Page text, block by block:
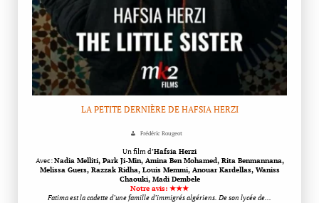
LA PETITE DERNIÈRE DE HAFSIA HERZI
Frédéric Rougeot
Un film d’Hafsia Herzi
Avec:Nadia Melliti, Park Ji-Min, Amina Ben Mohamed, Rita Benmannana,
Melissa Guers, Razzak Ridha, Louis Memmi, Anouar Kardellas, Waniss
Chaouki, Madi Dembele
Notre avis: ★★★
Fatima est la cadette d’une famille d’immigrés algériens. De son lycée de…